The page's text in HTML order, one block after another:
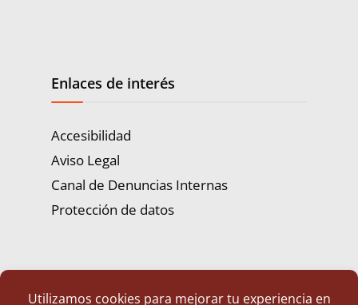
Enlaces de interés
Accesibilidad
Aviso Legal
Canal de Denuncias Internas
Protección de datos